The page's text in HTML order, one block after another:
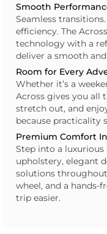
Smooth
Seamless
efficiency. The
technology with a
deliver a smooth
Room for Every
Whether it’s a
Across gives you all
stretch out, and
because practicality
Premium Comfort
Step into a
upholstery, elegant
solutions
wheel, and a hands-
trip easier.